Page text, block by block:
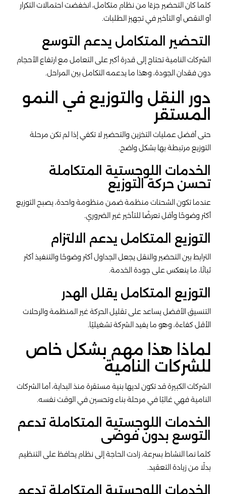
كلما كان التحضير جزءًا من نظام متكامل، انخفضت احتمالات التكرار
أو النقص أو التأخير في تجهيز الطلبات.
التحضير المتكامل يدعم التوسع
الشركات النامية تحتاج إلى قدرة أكبر على التعامل مع ارتفاع الأحجام
دون فقدان الجودة، وهذا ما يدعمه التكامل بين المراحل.
دور النقل والتوزيع في النمو
المستقر
حتى أفضل عمليات التخزين والتحضير لا تكفي إذا لم تكن مرحلة
التوزيع مرتبطة بها بشكل واضح.
الخدمات اللوجستية المتكاملة
تحسن حركة التوزيع
عندما تكون الشحنات منظمة ضمن منظومة واحدة، يصبح التوزيع
أكثر وضوحًا وأقل تعرضًا للتأخير غير الضروري.
التوزيع المتكامل يدعم الالتزام
الترابط بين التحضير والنقل يجعل الجداول أكثر وضوحًا والتنفيذ أكثر
ثباتًا، ما ينعكس على جودة الخدمة.
التوزيع المتكامل يقلل الهدر
التنسيق الأفضل يساعد على تقليل الحركة غير المنظمة والرحلات
الأقل كفاءة، وهو ما يفيد الشركة تشغيليًا.
لماذا هذا مهم بشكل خاص
للشركات النامية
الشركات الكبيرة قد تكون لديها بنية مستقرة منذ البداية، أما الشركات
النامية فهي غالبًا في مرحلة بناء وتحسين في الوقت نفسه.
الخدمات اللوجستية المتكاملة تدعم
التوسع بدون فوضى
كلما نما النشاط بسرعة، زادت الحاجة إلى نظام يحافظ على التنظيم
بدلًا من زيادة التعقيد.
الخدمات اللوجستية المتكاملة تدعم